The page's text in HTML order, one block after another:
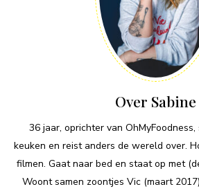
Over Sabine
36 jaar, oprichter van
keuken en reist anders de wereld over.
filmen. Gaat naar bed en staat op met
Woont samen zoontjes Vic (maart